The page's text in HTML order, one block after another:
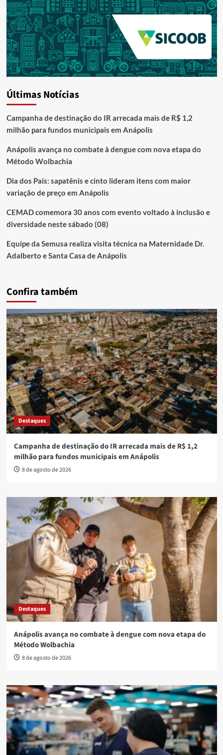
Últimas Notícias
Campanha de destinação do IR arrecada mais de R$ 1,2
milhão para fundos municipais em Anápolis
Anápolis avança no combate à dengue com nova etapa do
Método Wolbachia
Dia dos Pais: sapatênis e cinto lideram itens com maior
variação de preço em Anápolis
CEMAD comemora 30 anos com evento voltado à inclusão e
diversidade neste sábado (08)
Equipe da Semusa realiza visita técnica na Maternidade Dr.
Adalberto e Santa Casa de Anápolis
Confira também
Destaques
Campanha de destinação do IR arrecada mais de R$ 1,2
milhão para fundos municipais em Anápolis
8 de agosto de 2026
Destaques
Anápolis avança no combate à dengue com nova etapa do
Método Wolbachia
8 de agosto de 2026